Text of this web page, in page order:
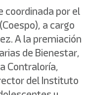
coordinada por el
a cargo
A la premiación
de Bienestar,
Contraloría,
del Instituto